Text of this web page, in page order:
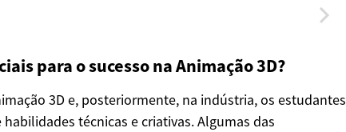
para o sucesso na Animação 3D?
3D e, posteriormente, na indústria, os estudantes
técnicas e criativas. Algumas das